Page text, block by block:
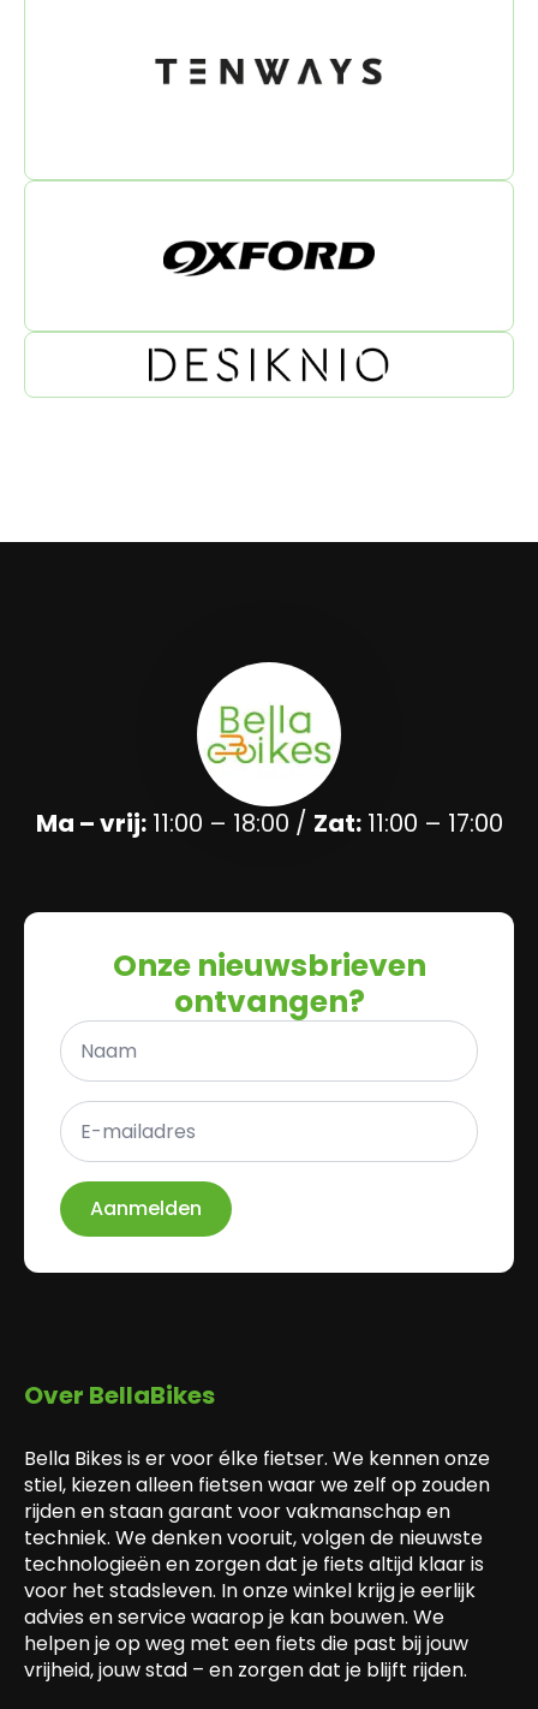
Ma – vrij:11:00 – 18:00 / Zat:11:00 – 17:00
Onze nieuwsbrieven
ontvangen?
Naam
*
E-
mailadres
*
Aanmelden
Over BellaBikes
Bella Bikes is er voor élke fietser. We kennen onze
stiel, kiezen alleen fietsen waar we zelf op zouden
rijden en staan garant voor vakmanschap en
techniek. We denken vooruit, volgen de nieuwste
technologieën en zorgen dat je fiets altijd klaar is
voor het stadsleven. In onze winkel krijg je eerlijk
advies en service waarop je kan bouwen. We
helpen je op weg met een fiets die past bij jouw
vrijheid, jouw stad – en zorgen dat je blijft rijden.